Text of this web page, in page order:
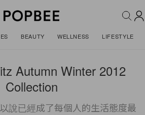
BEAUTY WELLNESS LIFESTYLE
Autumn Winter 2012
Collection
說已經成了每個人的生活態度最